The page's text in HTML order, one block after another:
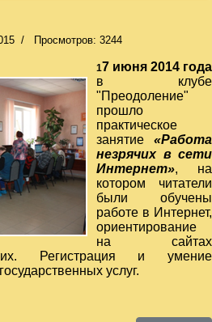
Просмотров: 3244
17 июня 2014 года
в клубе
"Преодоление"
прошло
практическое
занятие «Работа
незрячих в сети
Интернет», на
котором читатели
были обучены
работе в Интернет,
ориентирование
на сайтах
Регистрация и умение
услуг.